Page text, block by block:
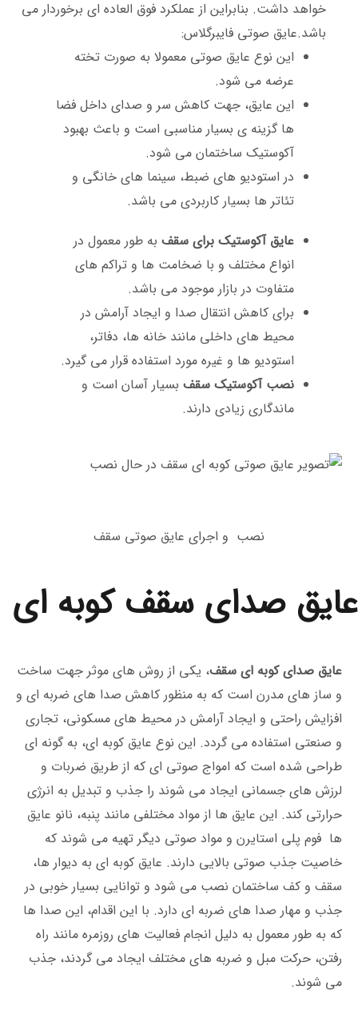
خواهد داشت. بنابراین از عملکرد فوق العاده ای برخوردار می
باشد.عایق صوتی فایبرگلاس:
این نوع عایق صوتی معمولا به صورت تخته
عرضه می‌ شود.
این عایق، جهت کاهش سر و صدای داخل فضا
ها گزینه ی بسیار مناسبی است و باعث بهبود
آکوستیک ساختمان می شود.
در استودیو های ضبط، سینما های خانگی و
تئاتر ها بسیار کاربردی می باشد.
عایق آکوستیک برای سقف به طور معمول در
انواع مختلف و با ضخامت ‌ها و تراکم ‌های
متفاوت در بازار موجود می باشد.
برای کاهش انتقال صدا و ایجاد آرامش در
محیط‌ های داخلی مانند خانه‌ ها، دفاتر،
استودیو ها و غیره مورد استفاده قرار می ‌گیرد.
نصب آکوستیک سقف بسیار آسان است و
ماندگاری زیادی دارند.
نصب و اجرای عایق صوتی سقف
عایق صدای سقف کوبه ای
عایق صدای کوبه ‌ای سقف، یکی از روش های موثر جهت ساخت
و ساز های مدرن است که به منظور کاهش صدا های ضربه ‌ای و
افزایش راحتی و ایجاد آرامش در محیط ‌های مسکونی، تجاری
و صنعتی استفاده می گردد. این نوع عایق کوبه ای، به گونه ای
طراحی شده است که امواج صوتی ای که از طریق ضربات و
لرزش ‌های جسمانی ایجاد می ‌شوند را جذب و تبدیل به انرژی
حرارتی کند. این عایق ‌ها از مواد مختلفی مانند پنبه، نانو عایق
ها فوم پلی‌ استایرن و مواد صوتی دیگر تهیه می ‌شوند که
خاصیت جذب صوتی بالایی دارند. عایق کوبه‌ ای به دیوار ها،
سقف و کف ساختمان نصب می ‌شود و توانایی بسیار خوبی در
جذب و مهار صدا های ضربه‌ ای دارد. با این اقدام، این صدا ها
که به طور معمول به دلیل انجام فعالیت ‌های روزمره مانند راه
رفتن، حرکت مبل و ضربه‌ های مختلف ایجاد می گردند، جذب
می شوند.